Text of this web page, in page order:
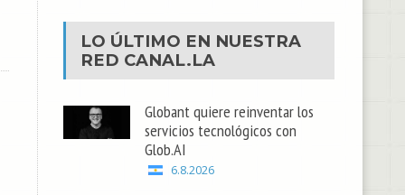
LO ÚLTIMO EN NUESTRA
RED CANAL.LA
Globant quiere reinventar los
servicios tecnológicos con
Glob.AI
6.8.2026